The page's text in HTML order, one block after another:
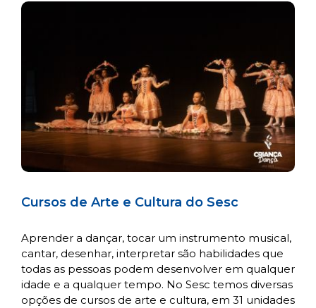
Cursos de Arte e Cultura do Sesc
Aprender a dançar, tocar um instrumento musical,
cantar, desenhar, interpretar são habilidades que
todas as pessoas podem desenvolver em qualquer
idade e a qualquer tempo. No Sesc temos diversas
opções de cursos de arte e cultura, em 31 unidades